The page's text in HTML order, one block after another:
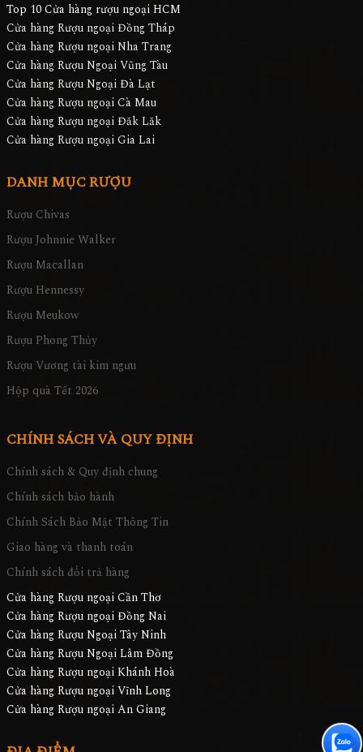
Top 10 Cửa hàng rượu ngoại HCM
Cửa hàng Rượu ngoại Đồng Tháp
Cửa hàng Rượu ngoại Nha Trang
Cửa hàng Rượu Ngoại Vũng Tàu
Cửa hàng Rượu Ngoại Đà Lạt
Cửa hàng Rượu ngoại Cà Mau
Cửa hàng Rượu ngoại Đăk Lăk
Cửa hàng Rượu ngoại Gia Lai
DANH MỤC RƯỢU
Rượu Chivas
Rượu Johnnie Walker
Rượu Macallan
Rượu Hennessy
Rượu Meukow
Rượu Phong Thủy
Rượu Vương tài kim ngưu
Hộp quà Tết 2026
CHÍNH SÁCH VÀ QUY ĐỊNH
Chính sách & Quy định chung
Chính sách bảo hành
Chính Sách Bảo Mật Thông Tin
Giao hàng và thanh toán
Chính sách đổi trả hàng
Cửa hàng Rượu ngoại Cần Thơ
Cửa hàng Rượu ngoại Đồng Nai
Cửa hàng Rượu Ngoại Tây Ninh
Cửa hàng Rượu Ngoại Lâm Đồng
Cửa hàng Rượu ngoại Khánh Hoà
Cửa hàng Rượu ngoại Vĩnh Long
Cửa hàng Rượu ngoại An Giang